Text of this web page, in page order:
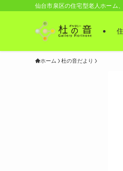
仙台市泉区の住宅型老人ホーム
ホーム 杜の音だより